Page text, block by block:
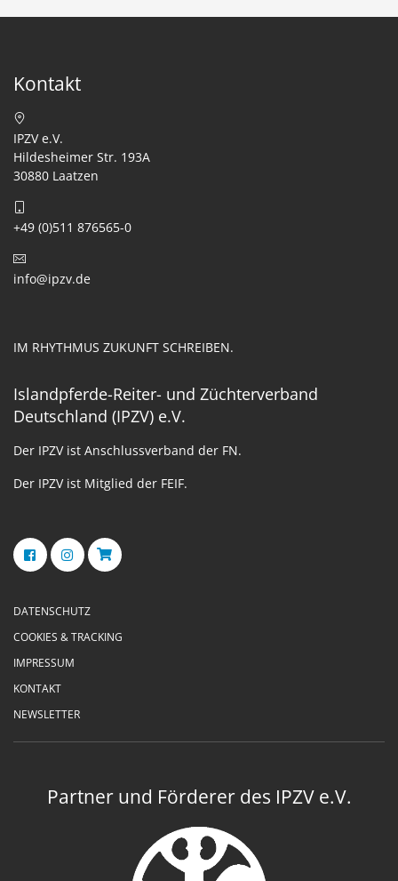
Kontakt
IPZV e.V.
Hildesheimer Str. 193A
30880 Laatzen
+49 (0)511 876565-0
info@ipzv.de
IM RHYTHMUS ZUKUNFT SCHREIBEN.
Islandpferde-Reiter- und Züchterverband
Deutschland (IPZV) e.V.
Der IPZV ist Anschlussverband der FN.
Der IPZV ist Mitglied der FEIF.
DATENSCHUTZ
COOKIES & TRACKING
IMPRESSUM
KONTAKT
NEWSLETTER
Partner und Förderer des IPZV e.V.